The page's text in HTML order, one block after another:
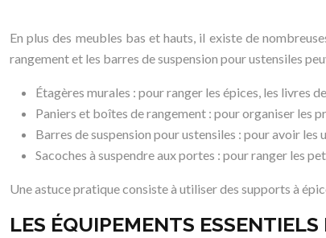
En plus des meubles bas et hauts, il existe de
rangement et les barres de suspension pour ustensiles
Étagères murales : pour ranger les épices, les livres
Paniers et boîtes de rangement : pour organiser les
Barres de suspension pour ustensiles : pour avoir les
Sacoches à suspendre aux portes : pour ranger les
Une astuce pratique consiste à utiliser des supports à
LES ÉQUIPEMENTS